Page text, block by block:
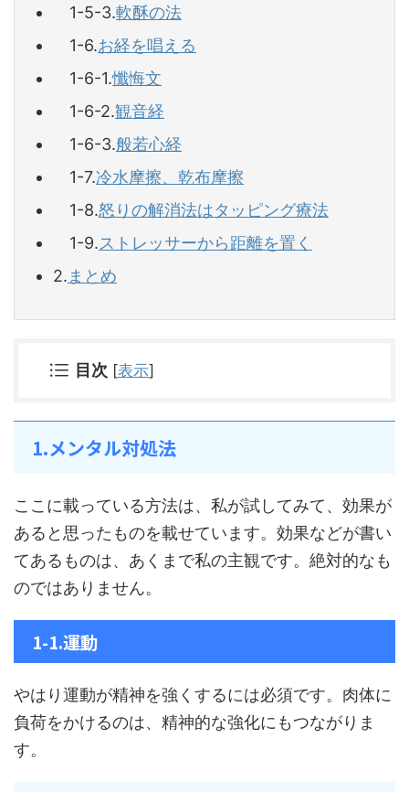
1-5-3.軟酥の法
1-6.お経を唱える
1-6-1.懺悔文
1-6-2.観音経
1-6-3.般若心経
1-7.冷水摩擦、乾布摩擦
1-8.怒りの解消法はタッピング療法
1-9.ストレッサーから距離を置く
2. まとめ
目次 [表示]
1.メンタル対処法
ここに載っている方法は、私が試してみて、効果が
あると思ったものを載せています。効果などが書い
てあるものは、あくまで私の主観です。絶対的なも
のではありません。
1-1.運動
やはり運動が精神を強くするには必須です。肉体に
負荷をかけるのは、精神的な強化にもつながりま
す。